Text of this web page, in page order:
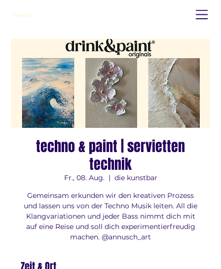
die kunstbar
techno & paint | servietten
technik
Fr., 08. Aug.
  |
die kunstbar
Gemeinsam erkunden wir den kreativen Prozess
und lassen uns von der Techno Musik leiten. All die
Klangvariationen und jeder Bass nimmt dich mit
auf eine Reise und soll dich experimentierfreudig
machen. @annusch_art